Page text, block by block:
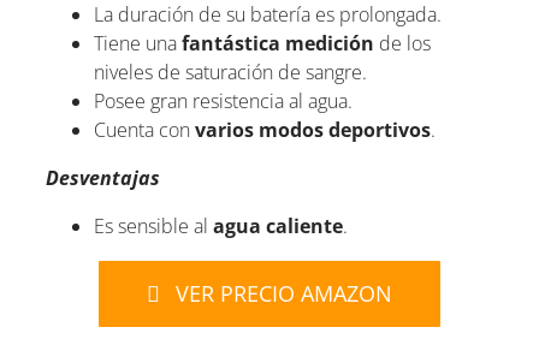
La duración de su batería es prolongada.
Tiene unafantástica medición de los
niveles de saturación de sangre.
Posee gran resistencia al agua.
Cuenta convarios modos deportivos.
Desventajas
Es sensible al agua caliente.
VER PRECIO AMAZON